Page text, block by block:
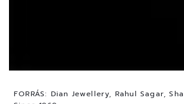
FORRÁS: Dian Jewellery, Rahul Sagar,